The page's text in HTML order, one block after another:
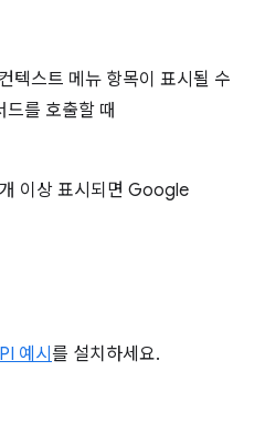
텍스트 메뉴 항목이 표시될 수
드를 호출할 때
이상 표시되면 Google
예시 를 설치하세요.